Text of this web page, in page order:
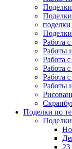
поделки
Работа
Работы
Работа
Работа
Работа
Работы
Поделки по
23